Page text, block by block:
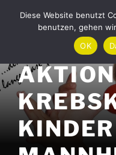
Inhalt
KINDER
Diese Website benutzt
benutzen, gehen
OK